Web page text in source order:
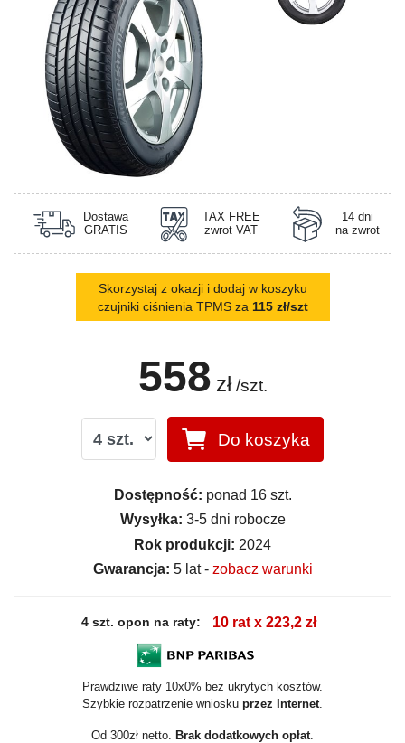
Dostawa
GRATIS
TAX FREE
zwrot VAT
14 dni
na zwrot
Skorzystaj z okazji i dodaj w koszyku
czujniki ciśnienia TPMS za 115 zł/szt
558 zł /szt.
Do koszyka
Dostępność: ponad 16 szt.
Wysyłka: 3-5 dni robocze
Rok produkcji: 2024
Gwarancja: 5 lat - zobacz warunki
4 szt. opon na raty: 10 rat x 223,2 zł
Prawdziwe raty 10x0% bez ukrytych kosztów.
Szybkie rozpatrzenie wniosku przez Internet
Od 300zł netto. Brak dodatkowych opłat